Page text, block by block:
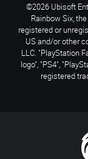
©2026 Ubisoft
Rainbow Six,
registered or
US and/or other
LLC. "PlayStation
logo", "PS4",
registered